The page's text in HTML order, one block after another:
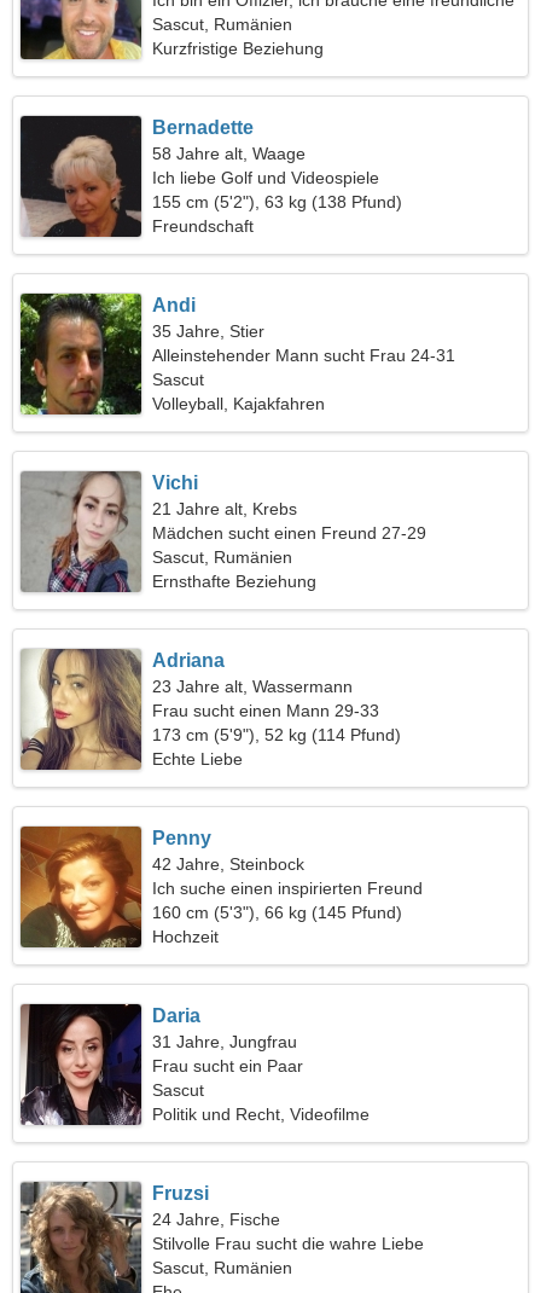
Frau
Sascut, Rumänien
Kurzfristige Beziehung
Bernadette
58 Jahre alt, Waage
Ich liebe Golf und Videospiele
155 cm (5'2"), 63 kg (138 Pfund)
Freundschaft
Andi
35 Jahre, Stier
Alleinstehender Mann sucht Frau 24-31
Sascut
Volleyball, Kajakfahren
Vichi
21 Jahre alt, Krebs
Mädchen sucht einen Freund 27-29
Sascut, Rumänien
Ernsthafte Beziehung
Adriana
23 Jahre alt, Wassermann
Frau sucht einen Mann 29-33
173 cm (5'9"), 52 kg (114 Pfund)
Echte Liebe
Penny
42 Jahre, Steinbock
Ich suche einen inspirierten Freund
160 cm (5'3"), 66 kg (145 Pfund)
Hochzeit
Daria
31 Jahre, Jungfrau
Frau sucht ein Paar
Sascut
Politik und Recht, Videofilme
Fruzsi
24 Jahre, Fische
Stilvolle Frau sucht die wahre Liebe
Sascut, Rumänien